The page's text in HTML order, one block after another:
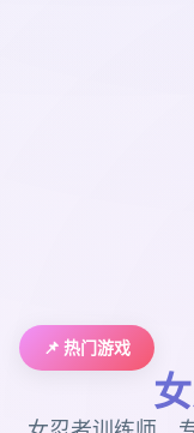
📌 热门游戏